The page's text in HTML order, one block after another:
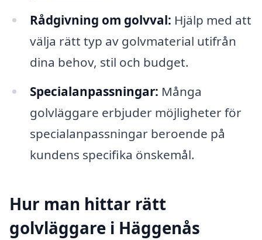
Rådgivning om golvval: Hjälp med att
välja rätt typ av golvmaterial utifrån
dina behov, stil och budget.
Specialanpassningar: Många
golvläggare erbjuder möjligheter för
specialanpassningar beroende på
kundens specifika önskemål.
Hur man hittar rätt
golvläggare i Häggenås